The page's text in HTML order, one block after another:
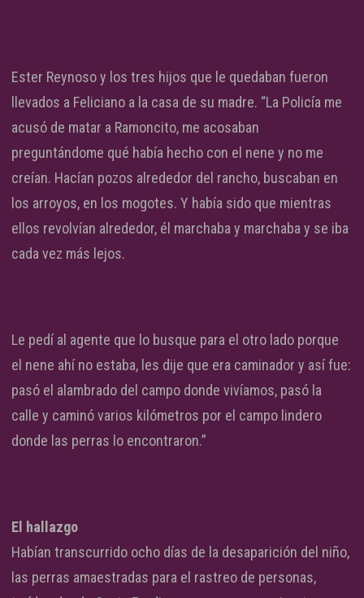
Ester Reynoso y los tres hijos que le quedaban fueron
llevados a Feliciano a la casa de su madre. “La Policía me
acusó de matar a Ramoncito, me acosaban
preguntándome qué había hecho con el nene y no me
creían. Hacían pozos alrededor del rancho, buscaban en
los arroyos, en los mogotes. Y había sido que mientras
ellos revolvían alrededor, él marchaba y marchaba y se iba
cada vez más lejos.
Le pedí al agente que lo busque para el otro lado porque
el nene ahí no estaba, les dije que era caminador y así fue:
pasó el alambrado del campo donde vivíamos, pasó la
calle y caminó varios kilómetros por el campo lindero
donde las perras lo encontraron.”
El hallazgo
Habían transcurrido ocho días de la desaparición del niño,
las perras amaestradas para el rastreo de personas,